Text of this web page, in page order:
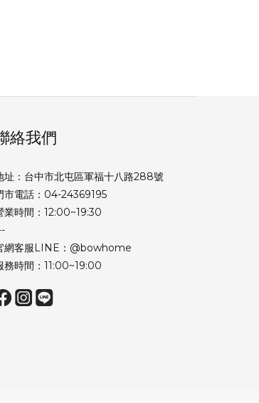
絡我們
址：台中市北屯區軍福十八路288號
市電話：04-24369195
業時間：12:00~19:30
網客服LINE：@bowhome
務時間：11:00~19:00